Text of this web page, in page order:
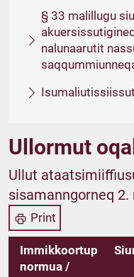
§ 33 malillugu
nalunaarutit
Ullormut
Ullut
sisamanngorneq 2.
Print
Immikkoortup
normua /